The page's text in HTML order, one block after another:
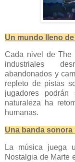
Un mundo lleno
Cada nivel de The
industriales
abandonados y
repleto de pistas
jugadores
naturaleza ha
humanas.
Una banda
La música juega
Nostalgia de Marte